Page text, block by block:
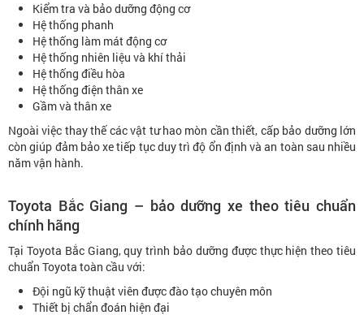
Kiểm tra và bảo dưỡng động cơ
Hệ thống phanh
Hệ thống làm mát động cơ
Hệ thống nhiên liệu và khí thải
Hệ thống điều hòa
Hệ thống điện thân xe
Gầm và thân xe
Ngoài việc thay thế các vật tư hao mòn cần thiết, cấp bảo dưỡng lớn
còn giúp đảm bảo xe tiếp tục duy trì độ ổn định và an toàn sau nhiều
năm vận hành.
Toyota Bắc Giang – bảo dưỡng xe theo tiêu chuẩn
chính hãng
Tại Toyota Bắc Giang, quy trình bảo dưỡng được thực hiện theo tiêu
chuẩn Toyota toàn cầu với:
Đội ngũ kỹ thuật viên được đào tạo chuyên môn
Thiết bị chẩn đoán hiện đại